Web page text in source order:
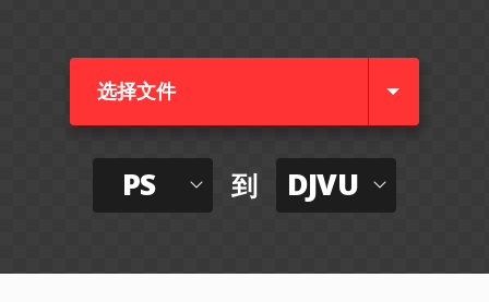
选择文件
PS 到 DJVU